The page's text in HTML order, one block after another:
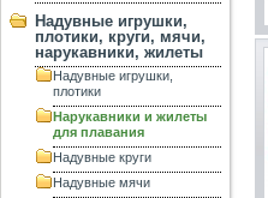
Надувные игрушки,
плотики, круги, мячи,
нарукавники, жилеты
Надувные игрушки,
плотики
Нарукавники и жилеты
для плавания
Надувные круги
Надувные мячи